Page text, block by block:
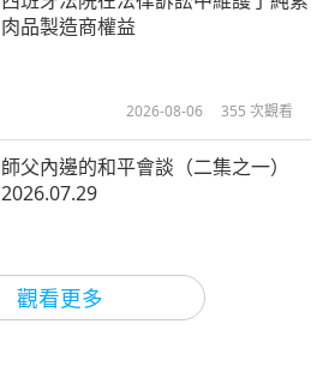
見證發願終生茹素使病母延壽健康，
真正的慈悲和道德標準才是真正的解
2022-02-17
觀看更多
肉品製造商權益
2026-08-06 355 次觀看
師父內邊的和平會談（二集之一）
2026.07.29
2026-08-06